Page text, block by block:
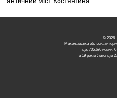
© 2026.
Миколаївська обласна
це: 705,626 новин, 0
и 19 років 5 місяців